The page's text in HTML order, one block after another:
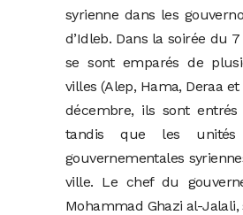
syrienne dans les
d’Idleb. Dans la soirée du
se sont emparés de
villes (Alep, Hama, Deraa
décembre, ils sont entrés
tandis que les unités
gouvernementales
ville. Le chef du
Mohammad Ghazi al-Jalali,